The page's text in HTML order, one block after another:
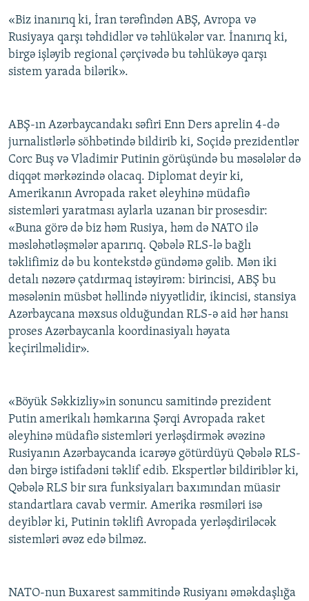
XƏBƏR BÜLLETENLƏRIMIZ
«Biz inanırıq ki, İran tərəfindən ABŞ, Avropa və
Rusiyaya qarşı təhdidlər və təhlükələr var. İnanırıq ki,
birgə işləyib regional çərçivədə bu təhlükəyə qarşı
sistem yarada bilərik».
ABŞ-ın Azərbaycandakı səfiri Enn Ders aprelin 4-də
jurnalistlərlə söhbətində bildirib ki, Soçidə prezidentlər
Corc Buş və Vladimir Putinin görüşündə bu məsələlər də
diqqət mərkəzində olacaq. Diplomat deyir ki,
Amerikanın Avropada raket əleyhinə müdafiə
sistemləri yaratması aylarla uzanan bir prosesdir:
«Buna görə də biz həm Rusiya, həm də NATO ilə
məsləhətləşmələr aparırıq. Qəbələ RLS-lə bağlı
təklifimiz də bu kontekstdə gündəmə gəlib. Mən iki
detalı nəzərə çatdırmaq istəyirəm: birincisi, ABŞ bu
məsələnin müsbət həllində niyyətlidir, ikincisi, stansiya
Azərbaycana məxsus olduğundan RLS-ə aid hər hansı
proses Azərbaycanla koordinasiyalı həyata
keçirilməlidir».
«Böyük Səkkizliy»in sonuncu samitində prezident
Putin amerikalı həmkarına Şərqi Avropada raket
əleyhinə müdafiə sistemləri yerləşdirmək əvəzinə
Rusiyanın Azərbaycanda icarəyə götürdüyü Qəbələ RLS-
dən birgə istifadəni təklif edib. Ekspertlər bildiriblər ki,
Qəbələ RLS bir sıra funksiyaları baxımından müasir
standartlara cavab vermir. Amerika rəsmiləri isə
deyiblər ki, Putinin təklifi Avropada yerləşdiriləcək
sistemləri əvəz edə bilməz.
NATO-nun Buxarest sammitində Rusiyanı əməkdaşlığa